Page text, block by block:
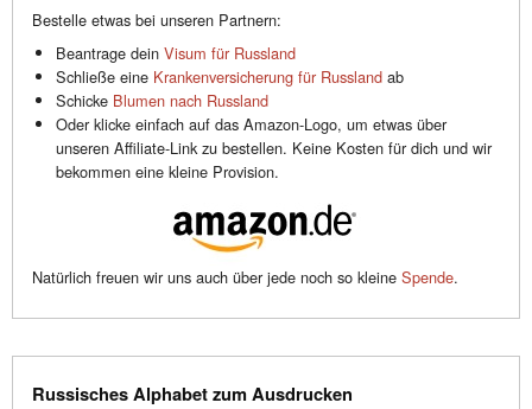
Bestelle etwas bei unseren Partnern:
Beantrage dein Visum für Russland
Schließe eine Krankenversicherung für Russland ab
Schicke Blumen nach Russland
Oder klicke einfach auf das Amazon-Logo, um etwas über
unseren Affiliate-Link zu bestellen. Keine Kosten für dich und wir
bekommen eine kleine Provision.
Natürlich freuen wir uns auch über jede noch so kleine Spende.
Russisches Alphabet zum Ausdrucken